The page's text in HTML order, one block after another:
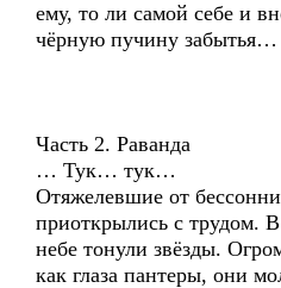
ему, то ли самой себе и
чёрную пучину забытья…
Часть 2. Раванда
… Тук… тук…
Отяжелевшие от
приоткрылись с трудом.
небе тонули звёзды.
как глаза пантеры, они